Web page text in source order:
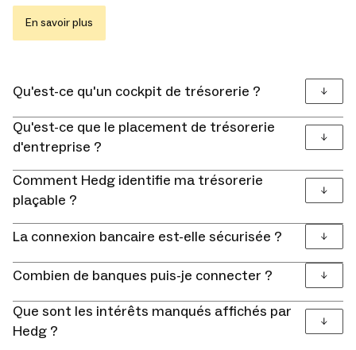
En savoir plus
Qu'est-ce qu'un cockpit de trésorerie ?
Qu'est-ce que le placement de trésorerie
d'entreprise ?
Comment Hedg identifie ma trésorerie
plaçable ?
La connexion bancaire est-elle sécurisée ?
Combien de banques puis-je connecter ?
Que sont les intérêts manqués affichés par
Hedg ?